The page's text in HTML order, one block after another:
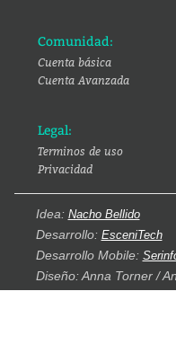
Comunidad:
Cuenta básica
Cuenta Avanzada
Legal:
Terminos de uso
Privacidad
Idea: Nacho Bellido
Desarrollo: EsceniTech
Desarrollo Mobile:
Diseño: Anna Torner /